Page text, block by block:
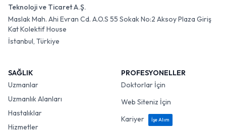
Teknoloji ve Ticaret A.Ş.
Maslak Mah. Ahi Evran Cd. A.O.S 55 Sokak No:2 Aksoy Plaza Giriş
Kat Kolektif House
İstanbul, Türkiye
SAĞLIK
Uzmanlar
Uzmanlık Alanları
Hastalıklar
Hizmetler
PROFESYONELLER
Doktorlar İçin
Web Siteniz İçin
Kariyer
İşe Alım